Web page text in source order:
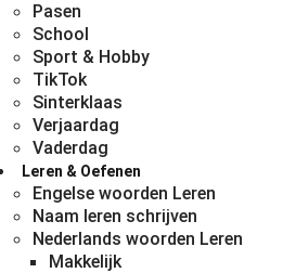
Pasen
School
Sport & Hobby
TikTok
Sinterklaas
Verjaardag
Vaderdag
Leren & Oefenen
Engelse woorden Leren
Naam leren schrijven
Nederlands woorden Leren
Makkelijk